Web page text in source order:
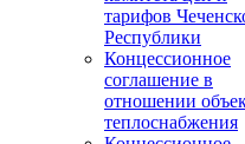
тарифов
Республики
Концессионное
соглашение в
отношении
теплоснабжения